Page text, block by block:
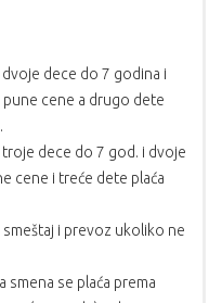
dece do 7 godina i
cene a drugo dete
dece do 7 god. i dvoje
cene i treće dete plaća
i prevoz ukoliko ne
smena se plaća prema